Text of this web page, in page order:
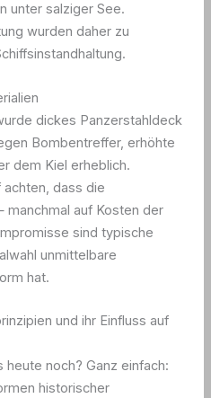
unter salziger See.
wurden daher zu
dickes Panzerstahldeck
Bombentreffer, erhöhte
dem Kiel erheblich.
dass die
auf Kosten der
sind typische
unmittelbare
hat.
und ihr Einfluss auf
noch? Ganz einfach:
historischer